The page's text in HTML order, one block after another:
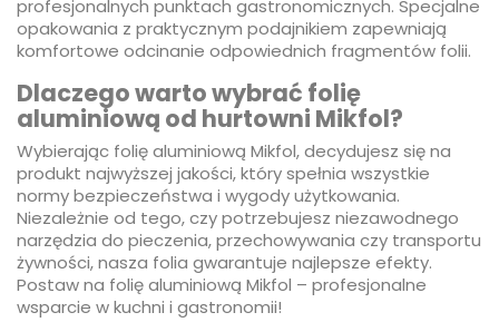
profesjonalnych punktach gastronomicznych. Specjalne
opakowania z praktycznym podajnikiem zapewniają
komfortowe odcinanie odpowiednich fragmentów folii.
Dlaczego warto wybrać folię
aluminiową od hurtowni Mikfol?
Wybierając folię aluminiową Mikfol, decydujesz się na
produkt najwyższej jakości, który spełnia wszystkie
normy bezpieczeństwa i wygody użytkowania.
Niezależnie od tego, czy potrzebujesz niezawodnego
narzędzia do pieczenia, przechowywania czy transportu
żywności, nasza folia gwarantuje najlepsze efekty.
Postaw na folię aluminiową Mikfol – profesjonalne
wsparcie w kuchni i gastronomii!